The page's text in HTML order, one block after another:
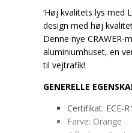
‘Høj kvalitets lys med
design med høj
Denne nye
aluminiumhuset, en
til vejtrafik!
GENERELLE
Certifikat: ECE-
Farve: Orange